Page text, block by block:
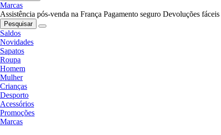
Marcas
Assistência pós-venda na França Pagamento seguro Devoluções fáceis
Pesquisar
Saldos
Novidades
Sapatos
Roupa
Homem
Mulher
Crianças
Desporto
Acessórios
Promoções
Marcas